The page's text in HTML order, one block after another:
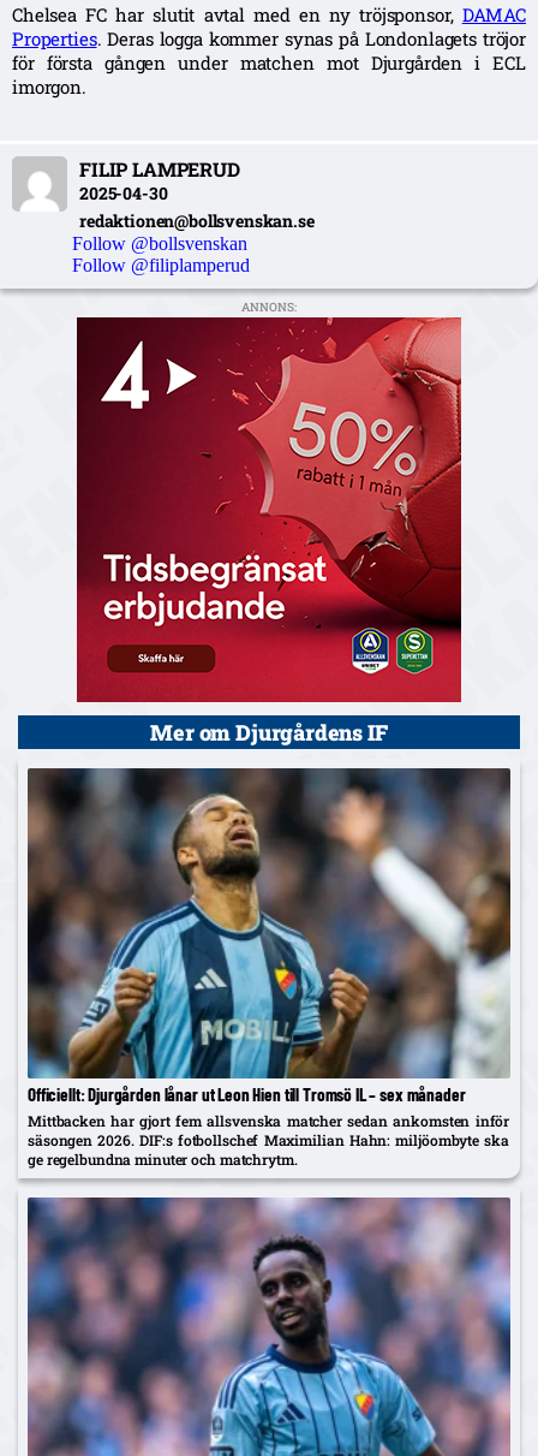
Chelsea FC har slutit avtal med en ny tröjsponsor, DAMAC
Properties. Deras logga kommer synas på Londonlagets tröjor
för första gången under matchen mot Djurgården i ECL
imorgon.
FILIP LAMPERUD
2025-04-30
redaktionen@bollsvenskan.se
Follow @bollsvenskan
Follow @filiplamperud
ANNONS:
Mer om Djurgårdens IF
Officiellt: Djurgården lånar ut Leon Hien till Tromsö IL – sex månader
Mittbacken har gjort fem allsvenska matcher sedan ankomsten inför
säsongen 2026. DIF:s fotbollschef Maximilian Hahn: miljöombyte ska
ge regelbundna minuter och matchrytm.